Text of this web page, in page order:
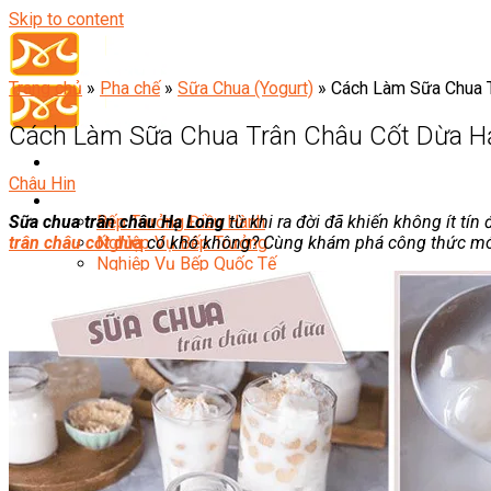
Skip to content
Bếp Trưởng Điều Hành
Nghiệp Vụ Bếp Trưởng
Nghiệp Vụ Bếp Quốc Tế
Nghiệp Vụ Bếp Trưởng Bếp Việt
Nghiệp Vụ Bếp Trưởng Bếp Âu
Nghiệp Vụ Bếp Trưởng Bếp Á
Nghiệp Vụ Bếp Trưởng Bếp Nhật
Nghiệp Vụ Bếp Trưởng Bếp Hoa
Nghiệp Vụ Bếp Hàn
Nghiệp Vụ Bếp Thái
Nghiệp Vụ Bếp Chay
Nghiệp Vụ Quản Lý Bếp
Nghiệp Vụ Cấp Dưỡng
Trang chủ » Pha chế » Sữa Chua (Yogurt) » Cách Làm Sữa Chua
Cách Làm Sữa Chua Trân Châu Cốt Dừa
Châu Hin
Sữa chua trân châu Hạ Longtừ khi ra đời đã khiến không ít tín
trân châu cốt dừacó khó không? Cùng khám phá công thức